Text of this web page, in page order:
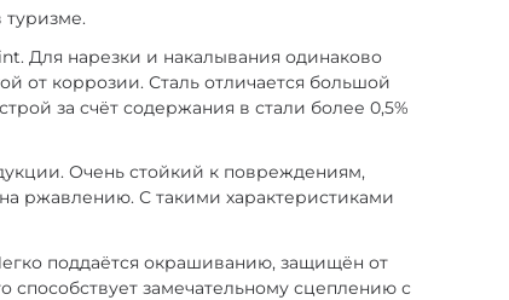
Для нарезки и накалывания одинаково
от коррозии. Сталь отличается большой
за счёт содержания в стали более 0,5%
Очень стойкий к повреждениям,
ржавлению. С такими характеристиками
поддаётся окрашиванию, защищён от
способствует замечательному сцеплению с